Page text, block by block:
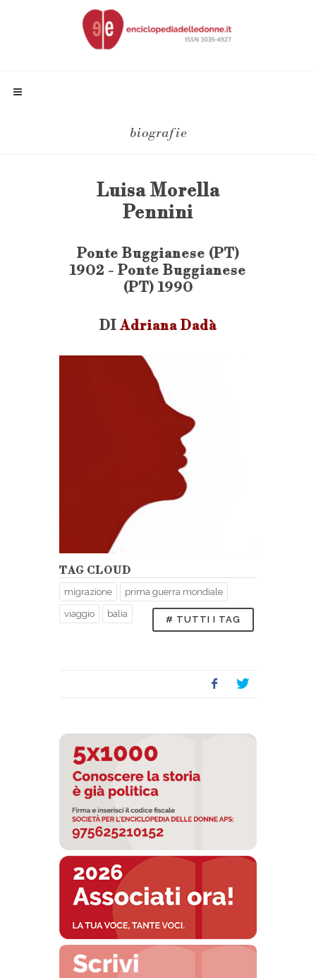
biografie
Luisa Morella
Pennini
Ponte Buggianese (PT)
1902 - Ponte Buggianese
(PT) 1990
DIAdriana Dadà
TAG CLOUD
migrazione prima guerra mondiale
viaggio balia
# TUTTI I TAG